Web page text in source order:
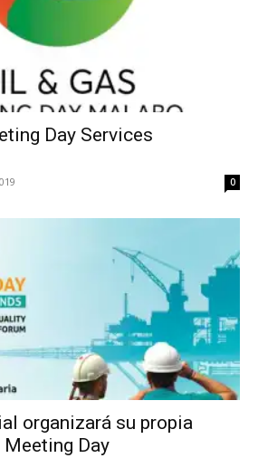
Day Services
0
organizará su propia
Meeting Day